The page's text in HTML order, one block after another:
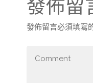
發佈留
發佈留言必須填寫